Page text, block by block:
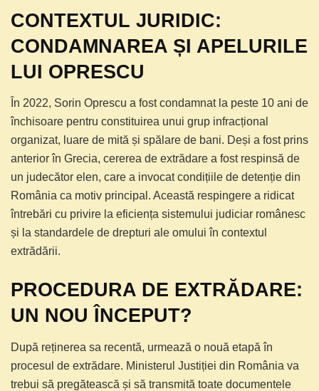
CONTEXTUL JURIDIC:
CONDAMNAREA ȘI APELURILE
LUI OPRESCU
În 2022, Sorin Oprescu a fost condamnat la peste 10 ani de
închisoare pentru constituirea unui grup infracțional
organizat, luare de mită și spălare de bani. Deși a fost prins
anterior în Grecia, cererea de extrădare a fost respinsă de
un judecător elen, care a invocat condițiile de detenție din
România ca motiv principal. Această respingere a ridicat
întrebări cu privire la eficiența sistemului judiciar românesc
și la standardele de drepturi ale omului în contextul
extrădării.
PROCEDURA DE EXTRĂDARE:
UN NOU ÎNCEPUT?
După reținerea sa recentă, urmează o nouă etapă în
procesul de extrădare. Ministerul Justiției din România va
trebui să pregătească și să transmită toate documentele